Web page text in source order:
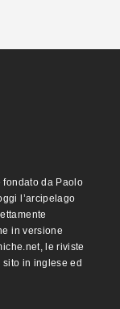
fondato da Paolo
l’arcipelago
in versione
le riviste
in inglese ed